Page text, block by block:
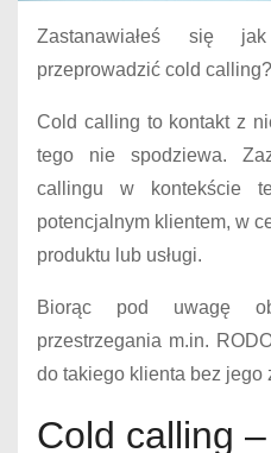
Zastanawiałeś się
przeprowadzić cold calling?
Cold calling to kontakt z
tego nie spodziewa.
callingu w kontekście
potencjalnym klientem, w
produktu lub usługi.
Biorąc pod uwagę
przestrzegania m.in.
do takiego klienta bez jego
Cold calling